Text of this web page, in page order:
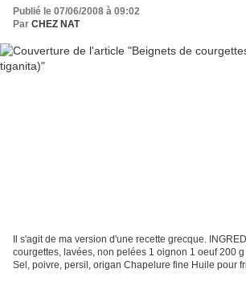
Publié le 07/06/2008 à 09:02
Par CHEZ NAT
Il s'agit de ma version d'une recette grecque.
courgettes, lavées, non pelées 1 oignon 1 oeuf 200
Sel, poivre, persil, origan Chapelure fine Huile pour